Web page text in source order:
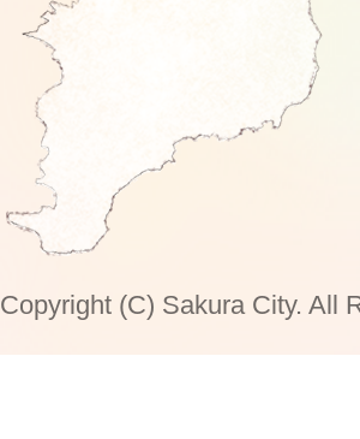
Copyright (C) Sakura City. All